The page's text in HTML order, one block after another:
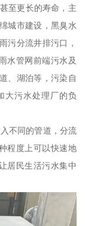
至更长的寿命，主
城市建设，黑臭水
污分流井排污口，
水管网前端污水及
、湖泊等，污染自
大污水处理厂的负
不同的管道，分流
程度上可以快速地
居民生活污水集中